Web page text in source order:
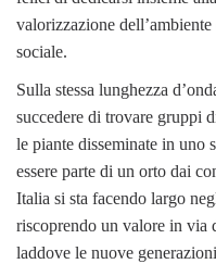
valorizzazione
sociale.
Sulla stessa lunghezza
succedere di trovare gruppi
le piante disseminate in uno
essere parte di un orto dai
Italia si sta facendo largo
riscoprendo un valore in via
laddove le nuove